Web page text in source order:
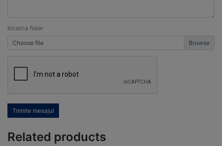
Incarca fisier
Choose file
Trimite mesajul
Related products